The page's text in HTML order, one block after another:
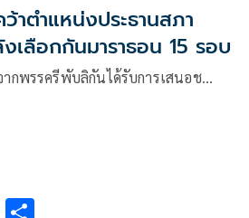
าตำแหน่งประธานสภา
เลือกกันมาราธอน 15 รอบ
กพรรครีพับลิกันได้รับการเสนอช…